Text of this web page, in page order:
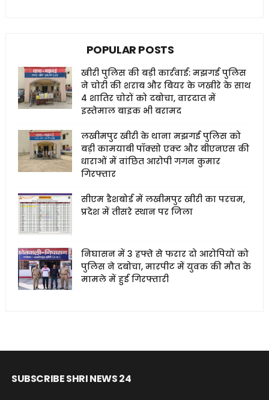
POPULAR POSTS
खीरी पुलिस की बड़ी कार्रवाई: मझगई पुलिस
ने चोरी की शराब और बियर के जखीरे के साथ
4 शातिर चोरों को दबोचा, वारदात में
इस्तेमाल बाइक भी बरामद
लखीमपुर खीरी के थाना मझगई पुलिस को
बड़ी कामयाबी पॉक्सो एक्ट और बीएनएस की
धाराओं में वांछित आरोपी गगन कुमार
गिरफ्तार
सीएम डैशबोर्ड में लखीमपुर खीरी का परचम,
प्रदेश में तीसरे स्थान पर जिला
निघासन में 3 हफ्ते से फरार दो आरोपियों को
पुलिस ने दबोचा, मारपीट में युवक की मौत के
मामले में हुई गिरफ्तारी
SUBSCRIBE SHRI NEWS 24